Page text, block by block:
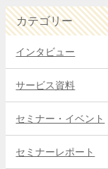
カテゴリー
インタビュー
サービス資料
セミナー・イベント
セミナーレポート